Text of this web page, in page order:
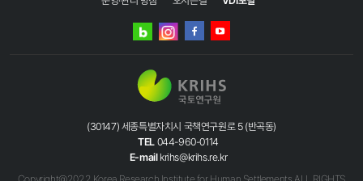
네이버
인스타그램
(30147) 세종특별자치시 국책연구원로 5 (반곡동)
TEL 044-960-0114
E-mail krihs@krihs.re.kr